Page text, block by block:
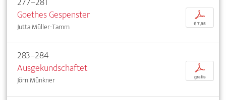
Goethes Gespenster
Jutta Müller-Tamm
p
€ 7,95
283–284
Ausgekundschaftet
Jörn Münkner
p
gratis